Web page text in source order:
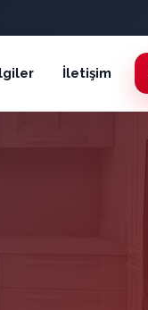
İletişim